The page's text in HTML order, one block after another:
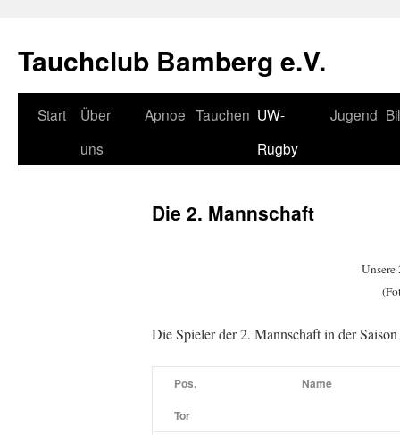
Tauchclub Bamberg e.V.
Start
Über
uns
Apnoe Tauchen UW-
Rugby
Jugend
Die 2. Mannschaft
Unsere
Die Spieler der 2. Mannschaft in der
Pos.
Name
Tor